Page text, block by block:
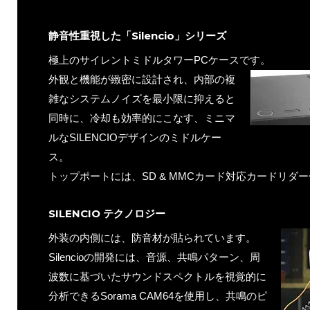
静音性重視した「Silencio」シリーズ
極上のサイレントミドルタワーPCケースです。
外観と機能が緻密に設計され、内部の複
雑なシステムノイズを最小限に抑えると
同時に、冷却も効率的にこなす、ミニマ
ルなSILENCIOデザインのミドルケー
ス。
トップポートには、SD & MMCカード対応カードリダ
SILENCIO テクノロジー
外装の内側には、防音材が貼られています。
Silencioの開発には、音源、共鳴パターン、周
波数に基づいたサウンドスペクトルを視覚的に
分析できるSorama CAM64を使用し、共鳴のピ